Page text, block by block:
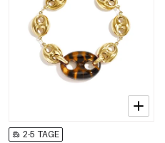
2-5 TAGE